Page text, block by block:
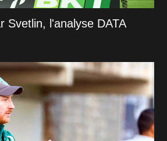
Svetlin, l'analyse DATA